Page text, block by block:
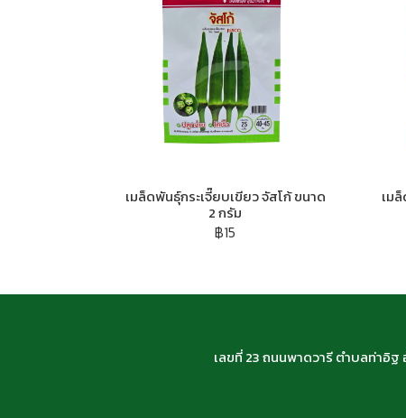
เมล็ดพันธุ์กระเจี๊ยบเขียว จัสโก้ ขนาด
2 กรัม
฿15
เม
เลขที่ 23 ถนนพาดวารี ตำบลท่าอิ